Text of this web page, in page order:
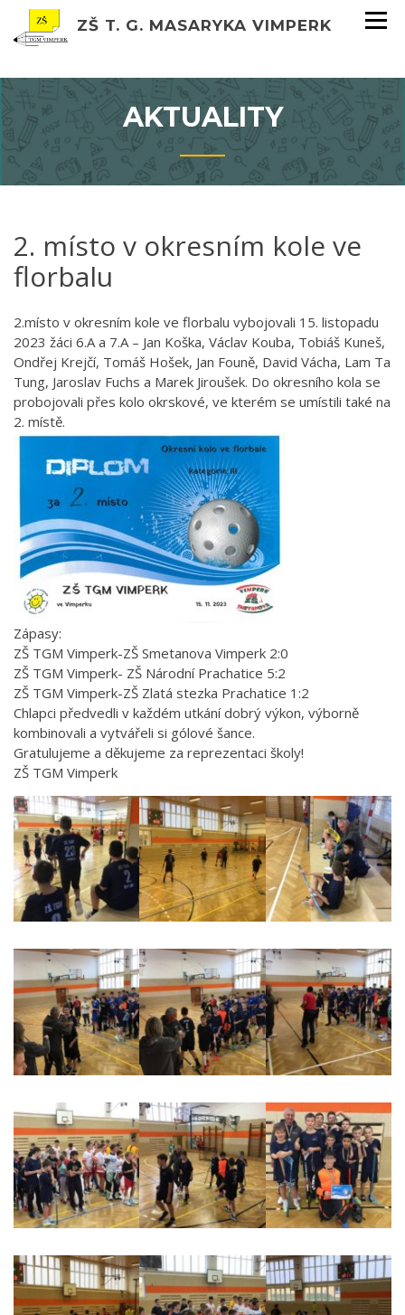
ZŠ T. G. MASARYKA VIMPERK
AKTUALITY
2. místo v okresním kole ve
florbalu
2.místo v okresním kole ve florbalu vybojovali 15. listopadu
2023 žáci 6.A a 7.A – Jan Koška, Václav Kouba, Tobiáš Kuneš,
Ondřej Krejčí, Tomáš Hošek, Jan Founě, David Vácha, Lam Ta
Tung, Jaroslav Fuchs a Marek Jiroušek. Do okresního kola se
probojovali přes kolo okrskové, ve kterém se umístili také na
2. místě.
Zápasy:
ZŠ TGM Vimperk-ZŠ Smetanova Vimperk 2:0
ZŠ TGM Vimperk- ZŠ Národní Prachatice 5:2
ZŠ TGM Vimperk-ZŠ Zlatá stezka Prachatice 1:2
Chlapci předvedli v každém utkání dobrý výkon, výborně
kombinovali a vytvářeli si gólové šance.
Gratulujeme a děkujeme za reprezentaci školy!
ZŠ TGM Vimperk